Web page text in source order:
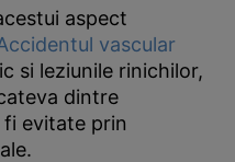
aspect
vascular
si leziunile rinichilor,
dintre
evitate prin